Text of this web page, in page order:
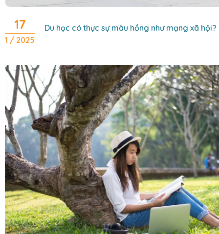
17
1 / 2025
Du học có thực sự màu hồng như mạng xã hội?